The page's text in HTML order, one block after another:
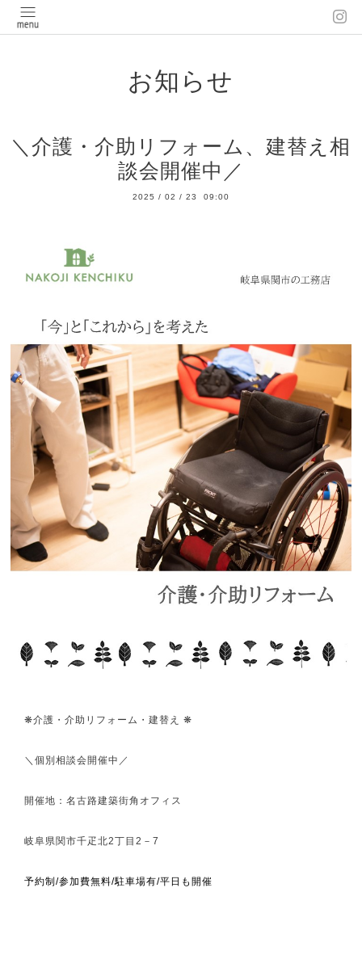
お知らせ
＼介護・介助リフォーム、建替え相
談会開催中／
2025 / 02 / 23 09:00
❋介護・介助リフォーム・建替え ❋
＼個別相談会開催中／
開催地：名古路建築街角オフィス
岐阜県関市千疋北2丁目2 －7
予約制/参加費無料/駐車場有/平日も開催